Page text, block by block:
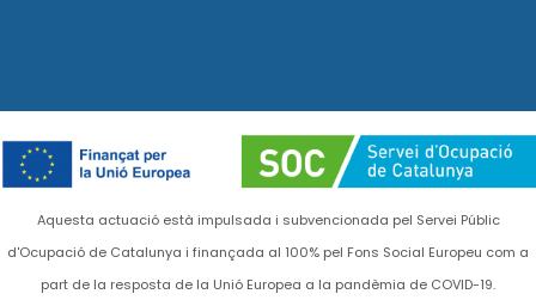
Aquesta actuació està impulsada i subvencionada pel Servei Públic
d'Ocupació de Catalunya i finançada al 100% pel Fons Social Europeu com a
part de la resposta de la Unió Europea a la pandèmia de COVID-19.